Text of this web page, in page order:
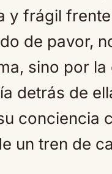
y frágil
de pavor,
sino por la
detrás de
conciencia
un tren de